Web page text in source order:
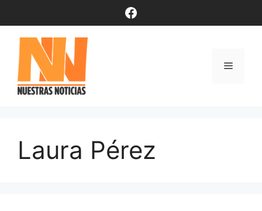
contenido
Facebook
Menú
Laura Pérez